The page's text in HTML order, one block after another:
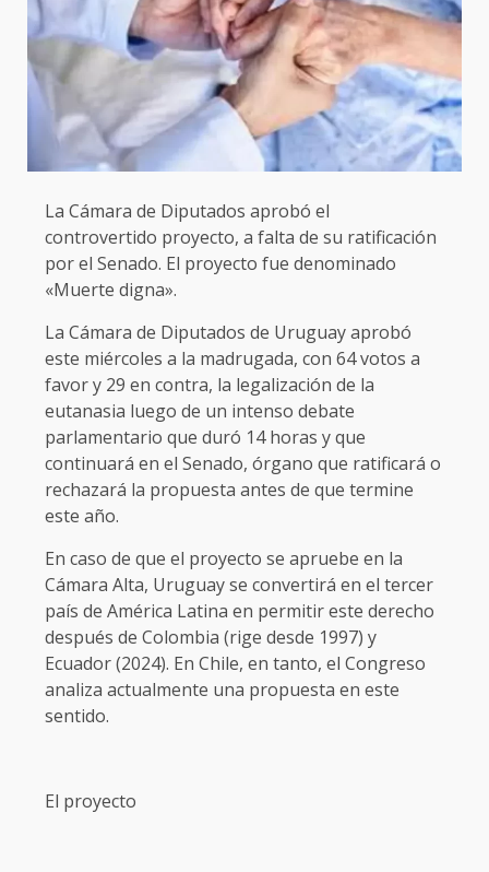
La Cámara de Diputados aprobó el
controvertido proyecto, a falta de su ratificación
por el Senado. El proyecto fue denominado
«Muerte digna».
La Cámara de Diputados de Uruguay aprobó
este miércoles a la madrugada, con 64 votos a
favor y 29 en contra, la legalización de la
eutanasia luego de un intenso debate
parlamentario que duró 14 horas y que
continuará en el Senado, órgano que ratificará o
rechazará la propuesta antes de que termine
este año.
En caso de que el proyecto se apruebe en la
Cámara Alta, Uruguay se convertirá en el tercer
país de América Latina en permitir este derecho
después de Colombia (rige desde 1997) y
Ecuador (2024). En Chile, en tanto, el Congreso
analiza actualmente una propuesta en este
sentido.
El proyecto